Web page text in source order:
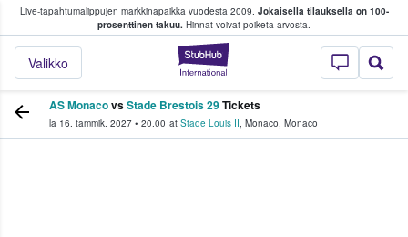
Live-tapahtumalippujen markkinapaikka vuodesta 2009. Jokaisella tilauksella on 100-
prosenttinen takuu. Hinnat voivat poiketa arvosta.
StubHub -
Valikko
fanit ostavat ja myyvät lippuja
AS MonacovsStade Brestois 29Tickets
la 16. tammik. 2027 • 20.00 at Stade Louis II, Monaco, Monaco